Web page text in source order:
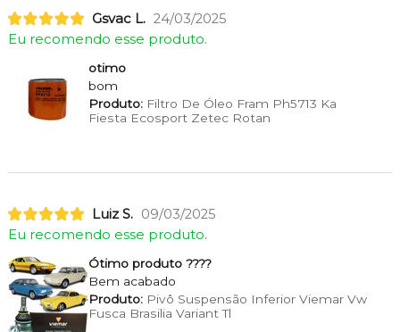
Gsvac L. 24/03/2025
Eu recomendo esse produto.
otimo
bom
Produto:Filtro De Óleo Fram Ph5713 Ka
Fiesta Ecosport Zetec Rotan
Luiz S. 09/03/2025
Eu recomendo esse produto.
Ótimo produto ????
Bem acabado
Produto:Pivô Suspensão Inferior Viemar Vw
Fusca Brasilia Variant Tl